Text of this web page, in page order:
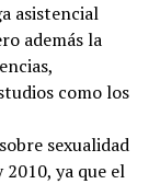
asistencial
además la
como los
sexualidad
ya que el